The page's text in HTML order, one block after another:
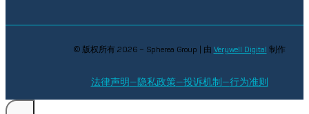
© 版权所有 2026 – Spherea Group | 由 Verywell Digital 制作
法律声明 隐私政策 投诉机制 行为准则